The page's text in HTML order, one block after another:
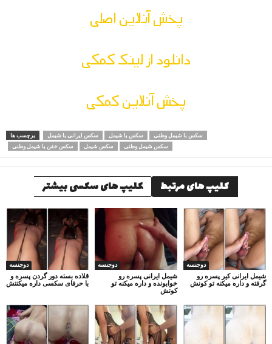
پخش آنلاین اصلی
دانلود از لینک کمکی
پخش آنلاین کمکی
برچسب ها سکس ایرانی با شیمل سکس با شیمل
سکس با شیمل وطنی
سکس خفن با شیمل وطنی
سکس شیمل سکس شیمل وطنی
کلیپ های مرتبط کلیپ های سکسی بیشتر
دوجنسه
قلاده بسته دور گردن پسره و
با حرفای سکسی داره میکنتش
دوجنسه
شیمل ایرانی پسره رو
خوابونده و داره میکنه تو
کونش
دوجنسه
شیمل ایرانی کیر پسره رو
گرفته و داره میکنه تو کونش